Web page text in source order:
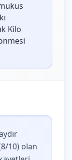
Kilo
10) olan